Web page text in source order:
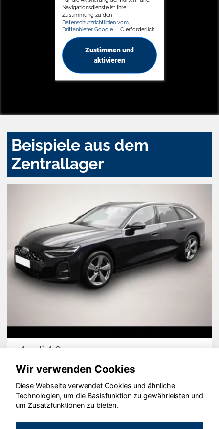
Navigationsdienste ist Ihre
Zustimmung zu den
Datenschutzrichtlinien vom
Drittanbieter Google LLC erforderlich.
Zustimmen und
aktivieren
Beispiele aus dem
Zentrallager
Audi A6
© konjunkturmotor.de GmbH 2020 - 2026
Wir verwenden Cookies
Diese Webseite verwendet Cookies und ähnliche
Technologien, um die Basisfunktion zu gewährleisten und
um Zusatzfunktionen zu bieten.